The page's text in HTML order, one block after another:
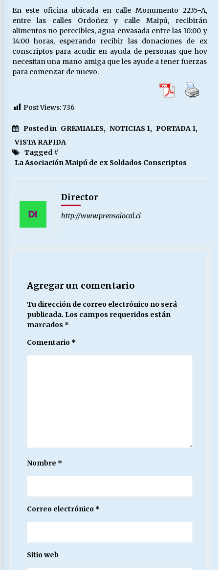
30/04/2026
¿Asesores con doble sueldo?
18/04/2026
En este oficina ubicada en calle Monumento 2235-A,
entre las calles Ordoñez y calle Maipú, recibirán
alimentos no perecibles, agua envasada entre las 10:00 y
14:00 horas, esperando recibir las donaciones de ex
conscriptos para acudir en ayuda de personas que hoy
necesitan una mano amiga que les ayude a tener fuerzas
para comenzar de nuevo.
Post Views:736
Posted in GREMIALES, NOTICIAS 1, PORTADA 1,
VISTA RAPIDA
Tagged #
La Asociación Maipú de ex Soldados Conscriptos
Director
http://www.prensalocal.cl
Agregar un comentario
Tu dirección de correo electrónico no será
publicada. Los campos requeridos están
marcados *
Comentario *
Nombre *
Correo electrónico *
Sitio web